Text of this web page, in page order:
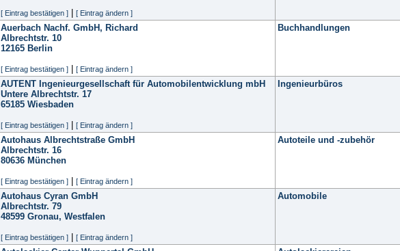
[ Eintrag bestätigen ] [ Eintrag ändern ]
Auerbach Nachf. GmbH, Richard
Albrechtstr. 10
12165 Berlin
[ Eintrag bestätigen ] [ Eintrag ändern ]
Buchhandlungen
AUTENT Ingenieurgesellschaft für Automobilentwicklung mbH
Untere Albrechtstr. 17
65185 Wiesbaden
[ Eintrag bestätigen ] [ Eintrag ändern ]
Ingenieurbüros
Autohaus Albrechtstraße GmbH
Albrechtstr. 16
80636 München
[ Eintrag bestätigen ] [ Eintrag ändern ]
Autoteile und -zubehör
Autohaus Cyran GmbH
Albrechtstr. 79
48599 Gronau, Westfalen
[ Eintrag bestätigen ] [ Eintrag ändern ]
Automobile